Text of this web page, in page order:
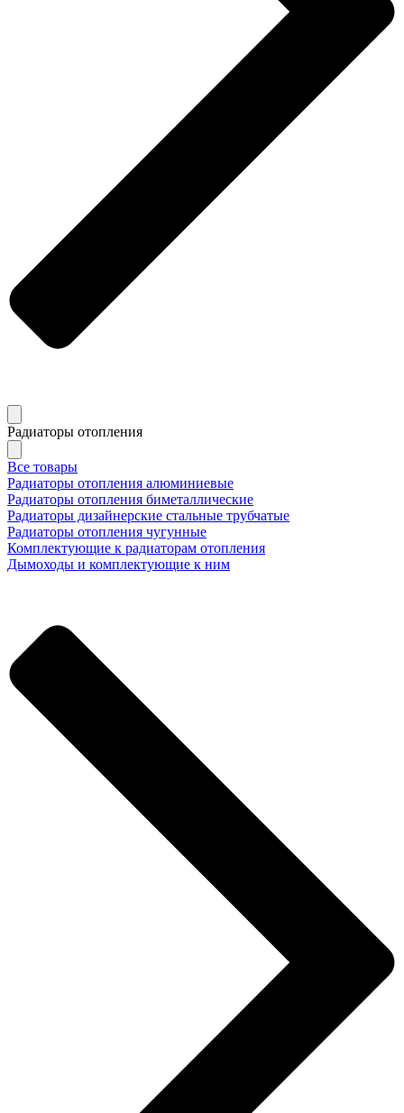
Радиаторы отопления
Все товары
Радиаторы отопления алюминиевые
Радиаторы отопления биметаллические
Радиаторы дизайнерские стальные трубчатые
Радиаторы отопления чугунные
Комплектующие к радиаторам отопления
Дымоходы и комплектующие к ним